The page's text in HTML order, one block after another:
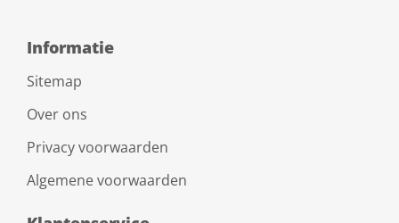
Informatie
Sitemap
Over ons
Privacy voorwaarden
Algemene voorwaarden